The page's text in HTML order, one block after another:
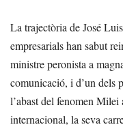
La trajectòria de José
empresarials han sabut
ministre peronista a
comunicació, i d’un dels
l’abast del fenomen Milei
internacional, la seva